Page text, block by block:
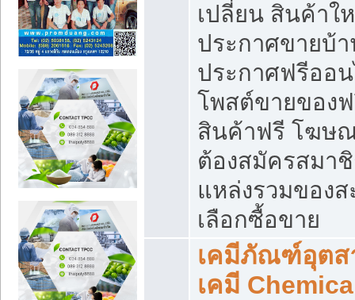
เปลี่ยน สินค้าใ
ประกาศขายบ้
ประกาศฟรีออ
โพสต์ขายของ
สินค้าฟรี โฆษ
ต้องสมัครสมา
แหล่งรวมของ
เลือกซื้อขาย
เคมีภัณฑ์อุตส
เคมี